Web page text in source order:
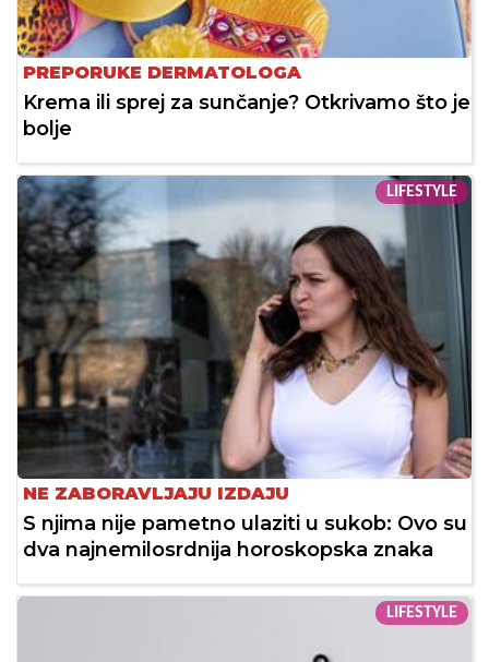
PREPORUKE DERMATOLOGA
Krema ili sprej za sunčanje? Otkrivamo što je
bolje
LIFESTYLE
NE ZABORAVLJAJU IZDAJU
S njima nije pametno ulaziti u sukob: Ovo su
dva najnemilosrdnija horoskopska znaka
LIFESTYLE